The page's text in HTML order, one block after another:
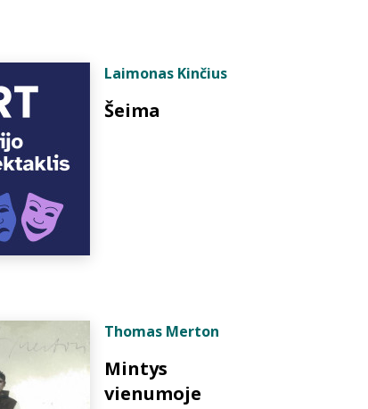
Laimonas Kinčius
Šeima
Thomas Merton
Mintys
vienumoje